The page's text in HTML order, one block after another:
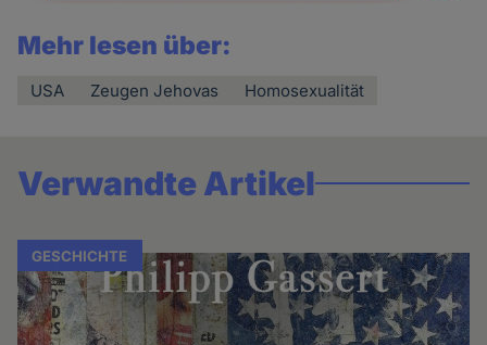
Mehr lesen über:
USA Zeugen Jehovas Homosexualität
Verwandte Artikel
GESCHICHTE